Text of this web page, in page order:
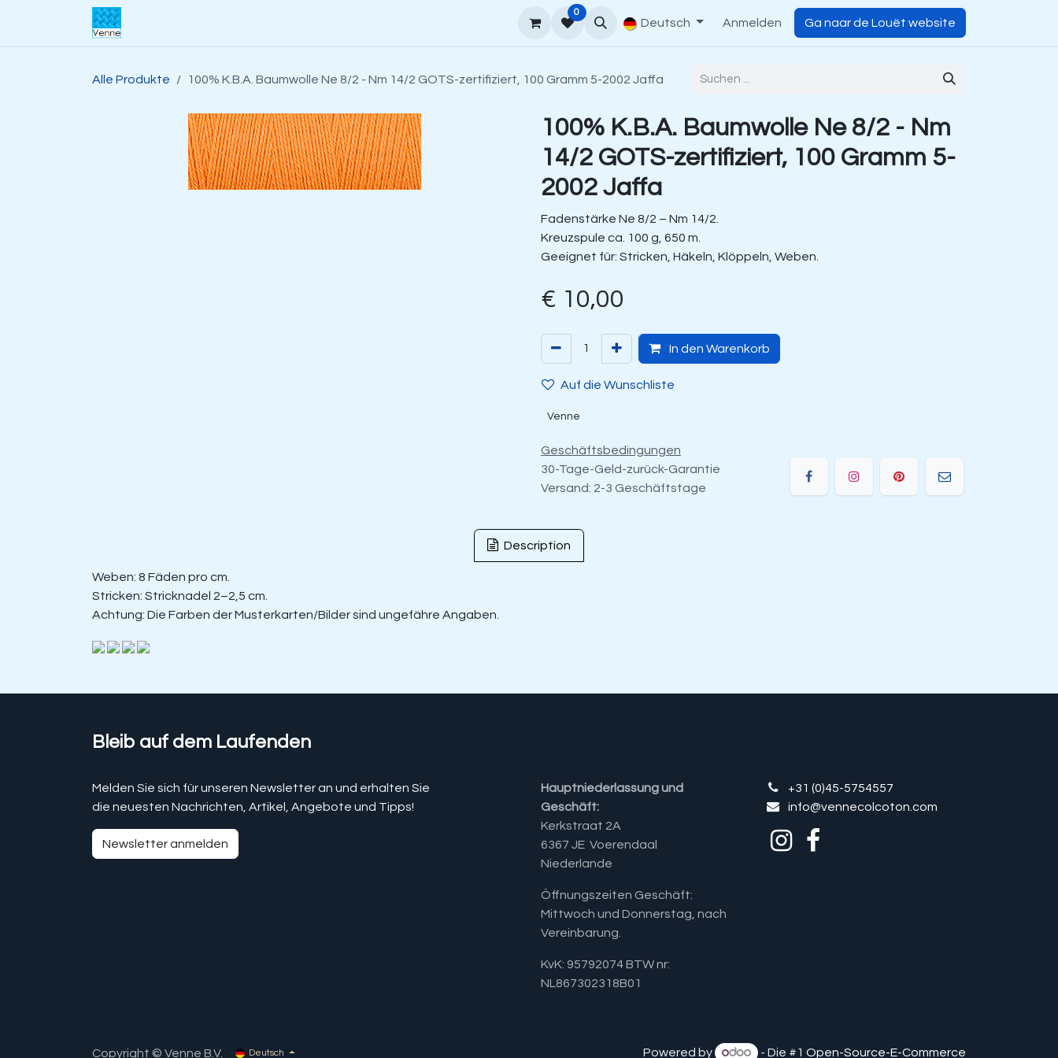
Zum Inhalt springen
Bestellanleitung Contact
0
Deutsch Anmelden Ga naar de Louët website
Alle Produkte 100% K.B.A. Baumwolle Ne 8/2 - Nm 14/2 GOTS-zertifiziert, 100 Gramm 5-2002 Jaffa
100% K.B.A. Baumwolle Ne 8/2 - Nm
14/2 GOTS-zertifiziert, 100 Gramm 5-
2002 Jaffa
Fadenstärke Ne 8/2 – Nm 14/2.
Kreuzspule ca. 100 g, 650 m.
Geeignet für: Stricken, Häkeln, Klöppeln, Weben.
€ 10,00
In den Warenkorb
Auf die Wunschliste
Venne
Geschäftsbedingungen
30-Tage-Geld-zurück-Garantie
Versand: 2-3 Geschäftstage
Description
Weben: 8 Fäden pro cm.
Stricken: Stricknadel 2–2,5 cm.
Achtung: Die Farben der Musterkarten/Bilder sind ungefähre Angaben.
Bleib auf dem Laufenden
Melden Sie sich für unseren Newsletter an und erhalten Sie
die neuesten Nachrichten, Artikel, Angebote und Tipps!
Newsletter anmelden
Hauptniederlassung und
Geschäft:
Kerkstraat 2A
6367 JE Voerendaal
Niederlande
Öffnungszeiten Geschäft:
Mittwoch und Donnerstag, nach
Vereinbarung.​
KvK: 95792074 BTW nr:
NL867302318B01
+31 (0)45-5754557
info@vennecolcoton.com
Copyright © Venne B.V. Deutsch Powered by - Die #1 Open-Source-E-Commerce